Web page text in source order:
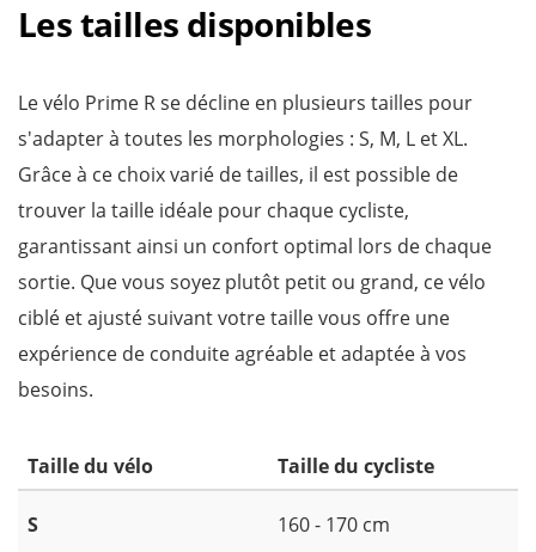
Les tailles disponibles
Le vélo Prime R se décline en plusieurs tailles pour
s'adapter à toutes les morphologies : S, M, L et XL.
Grâce à ce choix varié de tailles, il est possible de
trouver la taille idéale pour chaque cycliste,
garantissant ainsi un confort optimal lors de chaque
sortie. Que vous soyez plutôt petit ou grand, ce vélo
ciblé et ajusté suivant votre taille vous offre une
expérience de conduite agréable et adaptée à vos
besoins.
Taille du vélo Taille du cycliste
S 160 - 170 cm